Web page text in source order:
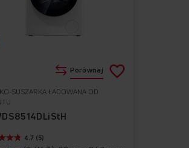
SUSZARKA ŁADOWANA OD
4.7 (5)
Porównaj